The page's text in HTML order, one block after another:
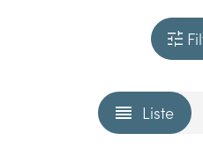
Liste